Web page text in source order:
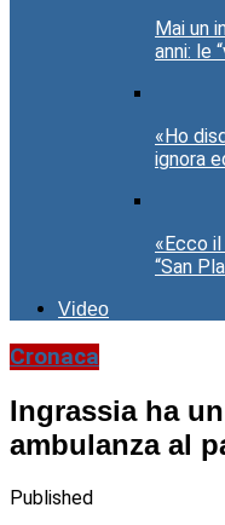
Mai un
anni: le
«Ho
ignora
«Ecco
“San
Video
Cronaca
Ingrassia ha
ambulanza al
Published